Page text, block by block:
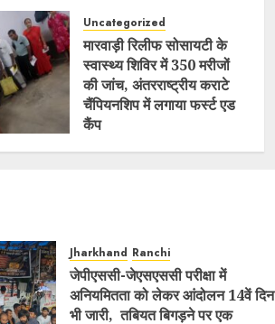
Uncategorized
मारवाड़ी रिलीफ सोसायटी के
स्वास्थ्य शिविर में 350 मरीजों
की जांच, अंतरराष्ट्रीय कराटे
चैंपियनशिप में लगाया फर्स्ट एड
कैंप
AUGUST 2, 2026 0
Jharkhand Ranchi
जेपीएससी-जेएसएससी परीक्षा में
अनियमितता को लेकर आंदोलन 14वें दिन
भी जारी, तबियत बिगड़ने पर एक